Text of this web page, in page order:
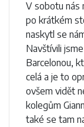
V sobotu nás
po krátkém
naskytl se
Navštívili
Barcelonou,
celá a je to
ovšem vidět
kolegům
také se tam